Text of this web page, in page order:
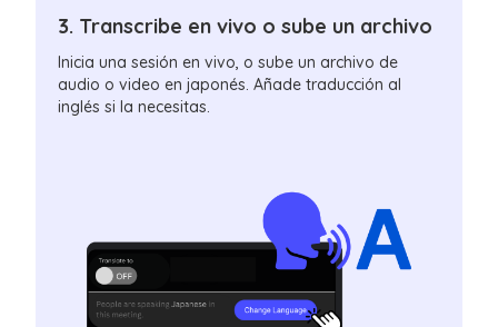
3. Transcribe en vivo o sube un archivo
Inicia una sesión en vivo, o sube un archivo de
audio o video en japonés. Añade traducción al
inglés si la necesitas.